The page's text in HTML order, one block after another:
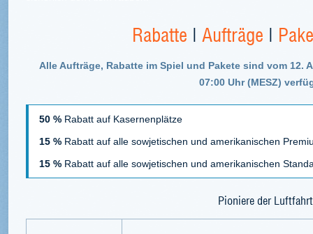
Rabatte | Aufträge |
Alle Aufträge, Rabatte im Spiel und Pakete sind vom 12.
07:00 Uhr (MESZ)
50 % Rabatt auf Kasernenplätze
15 % Rabatt auf alle sowjetischen und amerikanischen
15 % Rabatt auf alle sowjetischen und amerikanischen
Pioniere der Luftfahrt